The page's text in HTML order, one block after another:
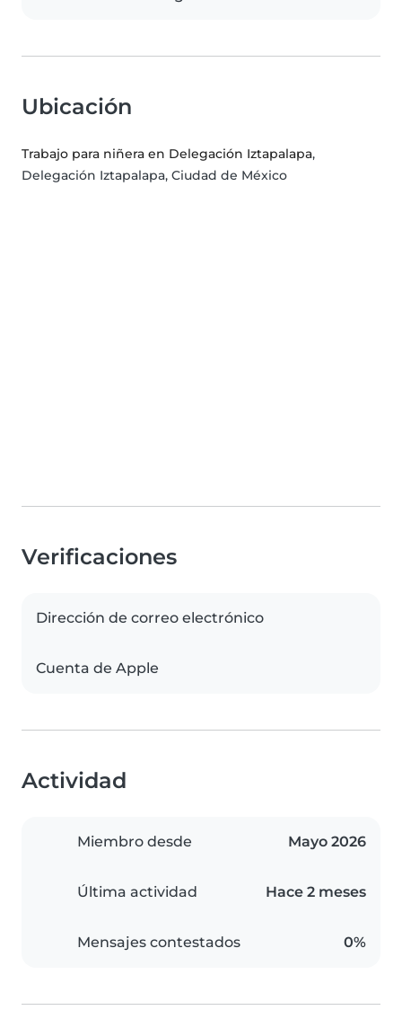
Ubicación
Trabajo para niñera en Delegación Iztapalapa,
Delegación Iztapalapa, Ciudad de México
Verificaciones
Dirección de correo electrónico
Cuenta de Apple
Actividad
Miembro desde Mayo 2026
Última actividad Hace 2 meses
Mensajes contestados 0%